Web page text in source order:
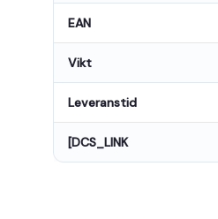
EAN
Vikt
Leveranstid
[DCS_LINK